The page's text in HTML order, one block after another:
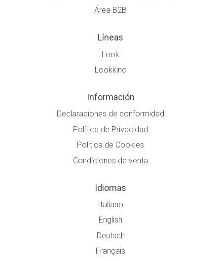
Área B2B
Líneas
Look
Lookkino
Información
Declaraciones de conformidad
Política de Privacidad
Política de Cookies
Condiciones de venta
Idiomas
Italiano
English
Deutsch
Français